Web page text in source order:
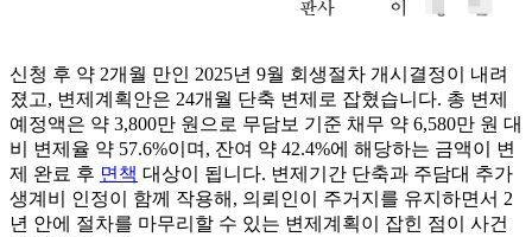
신청 후 약 2개월 만인 2025년 9월 회생절차 개시결정이 내려
졌고, 변제계획안은 24개월 단축 변제로 잡혔습니다. 총 변제
예정액은 약 3,800만 원으로 무담보 기준 채무 약 6,580만 원 대
비 변제율 약 57.6%이며, 잔여 약 42.4%에 해당하는 금액이 변
제 완료 후 면책 대상이 됩니다. 변제기간 단축과 주담대 추가
생계비 인정이 함께 작용해, 의뢰인이 주거지를 유지하면서 2
년 안에 절차를 마무리할 수 있는 변제계획이 잡힌 점이 사건